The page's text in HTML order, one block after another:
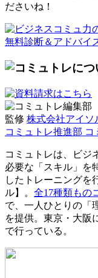
ださいね ！
無料診断＆アドバイ
監修 株式会社アイソ
コミュトレ推進部 コ
コミュトレは、ビジ
必要な「スキル」を
したトレーニングを
ル】。 全17種類もの
で、一人ひとりの「
を提供。東京・大阪
で行っている。